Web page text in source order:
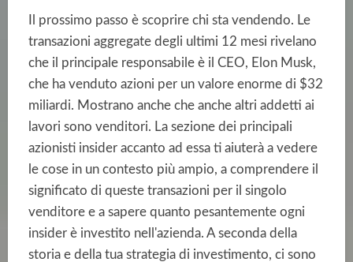
Il prossimo passo è scoprire chi sta vendendo. Le
transazioni aggregate degli ultimi 12 mesi rivelano
che il principale responsabile è il CEO, Elon Musk,
che ha venduto azioni per un valore enorme di $32
miliardi. Mostrano anche che anche altri addetti ai
lavori sono venditori. La sezione dei principali
azionisti insider accanto ad essa ti aiuterà a vedere
le cose in un contesto più ampio, a comprendere il
significato di queste transazioni per il singolo
venditore e a sapere quanto pesantemente ogni
insider è investito nell'azienda. A seconda della
storia e della tua strategia di investimento, ci sono